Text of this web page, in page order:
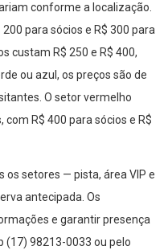
conforme a localização.
para sócios e R$ 300 para
custam R$ 250 e R$ 400,
ou azul, os preços são de
O setor vermelho
R$ 400 para sócios e R$
os setores — pista, área VIP e
antecipada. Os
e garantir presença
(17) 98213-0033 ou pelo